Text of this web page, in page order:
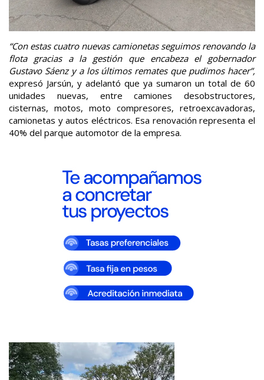
“Con estas cuatro nuevas camionetas seguimos renovando la
flota gracias a la gestión que encabeza el gobernador
Gustavo Sáenz y a los últimos remates que pudimos hacer”,
expresó Jarsún, y adelantó que ya sumaron un total de 60
unidades nuevas, entre camiones desobstructores,
cisternas, motos, moto compresores, retroexcavadoras,
camionetas y autos eléctricos. Esa renovación representa el
40% del parque automotor de la empresa.